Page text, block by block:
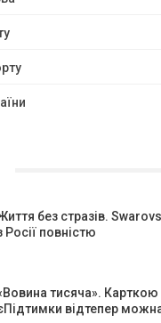
без стразів.
Росії повністю
тисяча». Карткою
відтепер